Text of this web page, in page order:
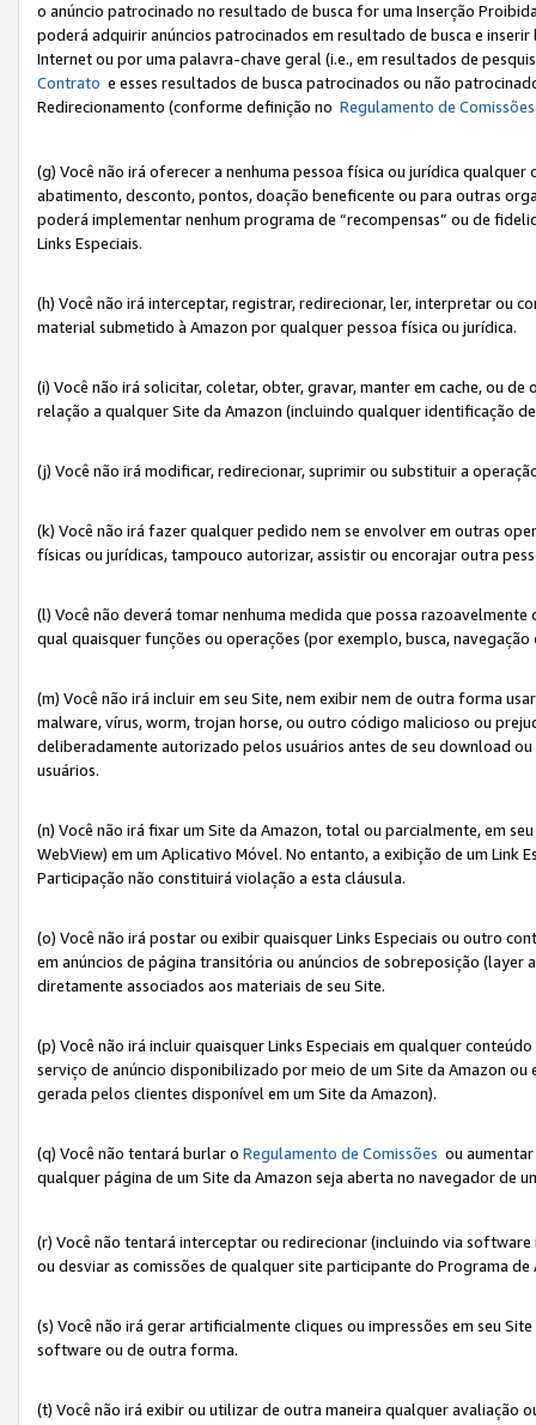
o anúncio patrocinado no resultado de busca for uma Inserção
poderá adquirir anúncios patrocinados em resultado de busca e
Internet ou por uma palavra-chave geral (i.e., em resultados de
Contrato e esses resultados de busca patrocinados ou não
Redirecionamento (conforme definição no Regulamento de Comissões
(g) Você não irá oferecer a nenhuma pessoa física ou jurídica
abatimento, desconto, pontos, doação beneficente ou para outras
poderá implementar nenhum programa de “recompensas” ou de
Links Especiais.
(h) Você não irá interceptar, registrar, redirecionar, ler, interpretar
material submetido à Amazon por qualquer pessoa física ou jurídica.
(i) Você não irá solicitar, coletar, obter, gravar, manter em cache, ou
relação a qualquer Site da Amazon (incluindo qualquer identificação
(j) Você não irá modificar, redirecionar, suprimir ou substituir a
(k) Você não irá fazer qualquer pedido nem se envolver em outras
físicas ou jurídicas, tampouco autorizar, assistir ou encorajar outra
(l) Você não deverá tomar nenhuma medida que possa
qual quaisquer funções ou operações (por exemplo, busca,
(m) Você não irá incluir em seu Site, nem exibir nem de outra forma
malware, vírus, worm, trojan horse, ou outro código malicioso ou
deliberadamente autorizado pelos usuários antes de seu download
usuários.
(n) Você não irá fixar um Site da Amazon, total ou parcialmente, em
WebView) em um Aplicativo Móvel. No entanto, a exibição de um Link
Participação não constituirá violação a esta cláusula.
(o) Você não irá postar ou exibir quaisquer Links Especiais ou outro
em anúncios de página transitória ou anúncios de sobreposição
diretamente associados aos materiais de seu Site.
(p) Você não irá incluir quaisquer Links Especiais em qualquer
serviço de anúncio disponibilizado por meio de um Site da Amazon
gerada pelos clientes disponível em um Site da Amazon).
(q) Você não tentará burlar o Regulamento de Comissões ou
qualquer página de um Site da Amazon seja aberta no navegador de
(r) Você não tentará interceptar ou redirecionar (incluindo via
ou desviar as comissões de qualquer site participante do Programa de
(s) Você não irá gerar artificialmente cliques ou impressões em seu
software ou de outra forma.
(t) Você não irá exibir ou utilizar de outra maneira qualquer avaliação